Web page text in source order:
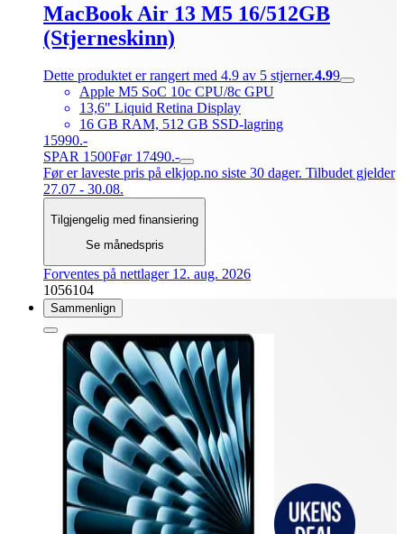
MacBook Air 13 M5 16/512GB
(Stjerneskinn)
Dette produktet er rangert med 4.9 av 5 stjerner.4.99
Apple M5 SoC 10c CPU/8c GPU
13,6" Liquid Retina Display
16 GB RAM, 512 GB SSD-lagring
15990.-
SPAR 1500Før 17490.-
Før er laveste pris på elkjop.no siste 30 dager. Tilbudet gjelder
27.07 - 30.08.
Tilgjengelig med finansiering
Se månedspris
Forventes på nettlager 12. aug. 2026
1056104
Sammenlign